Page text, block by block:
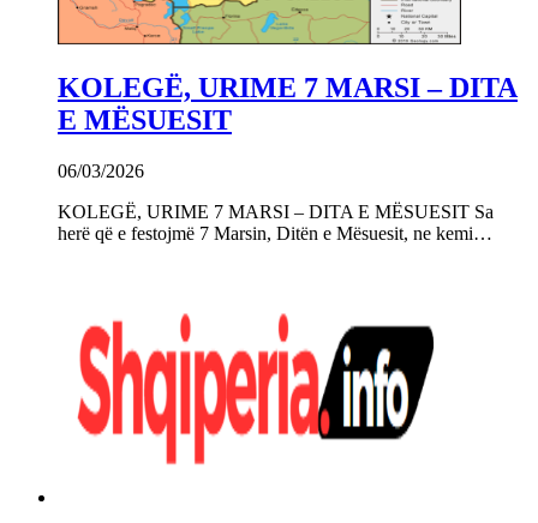
KOLEGË, URIME 7 MARSI – DITA
E MËSUESIT
06/03/2026
KOLEGË, URIME 7 MARSI – DITA E MËSUESIT Sa
herë që e festojmë 7 Marsin, Ditën e Mësuesit, ne kemi…